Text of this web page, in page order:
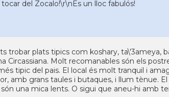
del Zocalo!\r\nEs un lloc fabulós!
trobar plats tipics com koshary, ta\'3ameya,
Circassiana. Molt recomanables són els
tipic del pais. El local és molt tranquil i
amb grans taules i butaques, i llum tènue. El
una mica lents. O sigui que aneu-hi amb